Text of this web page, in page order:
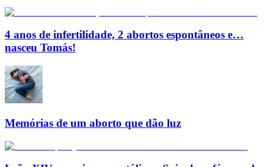
4 anos de infertilidade, 2 abortos espontâneos e…
nasceu Tomás!
Memórias de um aborto que dão luz